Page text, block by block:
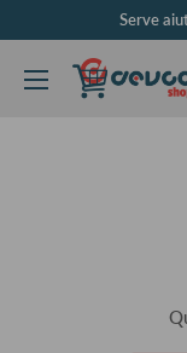
contenuto
Serve
DEVCOshop